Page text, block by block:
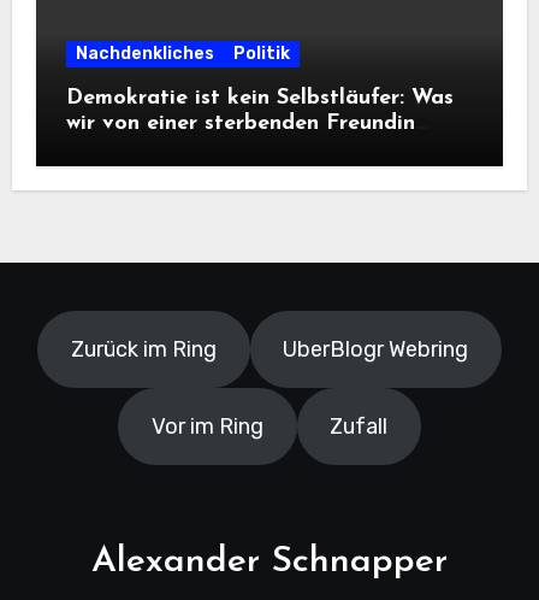
Nachdenkliches Politik
Demokratie ist kein Selbstläufer: Was
wir von einer sterbenden Freundin
Zurück im Ring UberBlogr Webring
Vor im Ring Zufall
Alexander Schnapper